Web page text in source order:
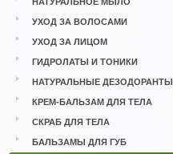
УХОД ЗА ВОЛОСАМИ
УХОД ЗА ЛИЦОМ
ГИДРОЛАТЫ И ТОНИКИ
НАТУРАЛЬНЫЕ ДЕЗОДОРАНТЫ
КРЕМ-БАЛЬЗАМ ДЛЯ ТЕЛА
СКРАБ ДЛЯ ТЕЛА
БАЛЬЗАМЫ ДЛЯ ГУБ